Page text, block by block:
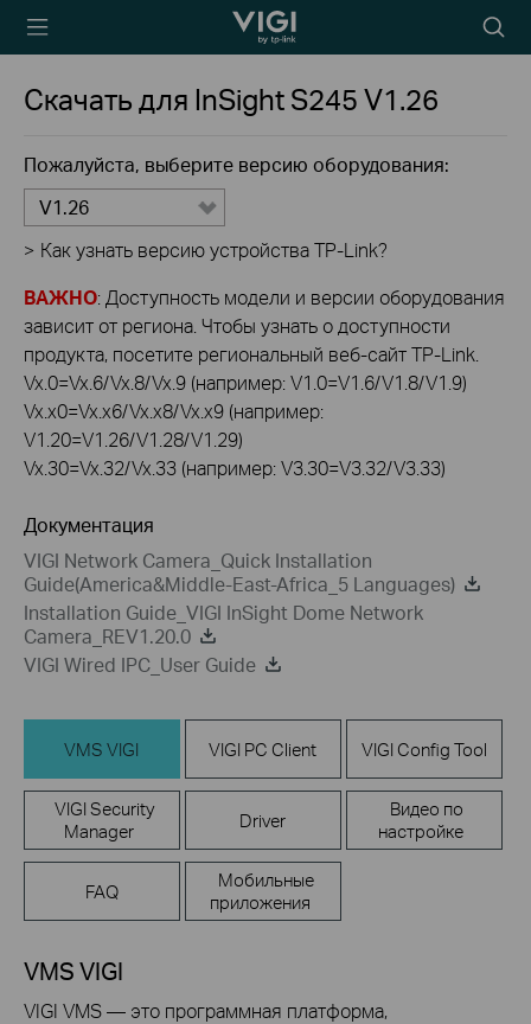
TP-Link, Reliably
icon
Скачать для InSight S245V1.26
Пожалуйста, выберите версию оборудования:
V1.26
> Как узнать версию устройства TP-Link?
ВАЖНО: Доступность модели и версии оборудования
зависит от региона. Чтобы узнать о доступности
продукта, посетите региональный веб-сайт TP-Link.
Vx.0=Vx.6/Vx.8/Vx.9 (например: V1.0=V1.6/V1.8/V1.9)
Vx.x0=Vx.x6/Vx.x8/Vx.x9 (например:
V1.20=V1.26/V1.28/V1.29)
Vx.30=Vx.32/Vx.33 (например: V3.30=V3.32/V3.33)
Документация
VIGI Network Camera_Quick Installation
Guide(America&Middle-East-Africa_5 Languages)
Installation Guide_VIGI InSight Dome Network
Camera_REV1.20.0
VIGI Wired IPC_User Guide
VMS VIGI VIGI PC Client VIGI Config Tool
VIGI Security
Manager
Driver
Видео по
настройке
FAQ
Мобильные
приложения
VMS VIGI
VIGI VMS — это программная платформа,